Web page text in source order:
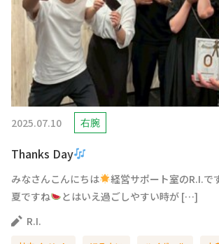
2025.07.10 右腕
Thanks Day
みなさんこんにちは 経営サポート室のR.I.で
夏ですね
とはいえ過ごしやすい時が […]
R.I.